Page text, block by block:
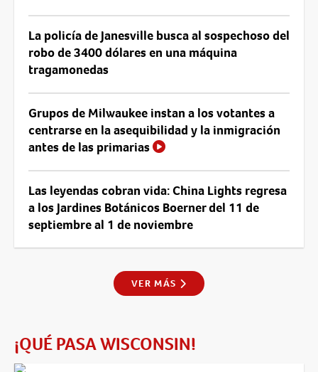
La policía de Janesville busca al sospechoso del
robo de 3400 dólares en una máquina
tragamonedas
Grupos de Milwaukee instan a los votantes a
centrarse en la asequibilidad y la inmigración
antes de las primarias
Las leyendas cobran vida: China Lights regresa
a los Jardines Botánicos Boerner del 11 de
septiembre al 1 de noviembre
VER MÁS
¡QUÉ PASA WISCONSIN!